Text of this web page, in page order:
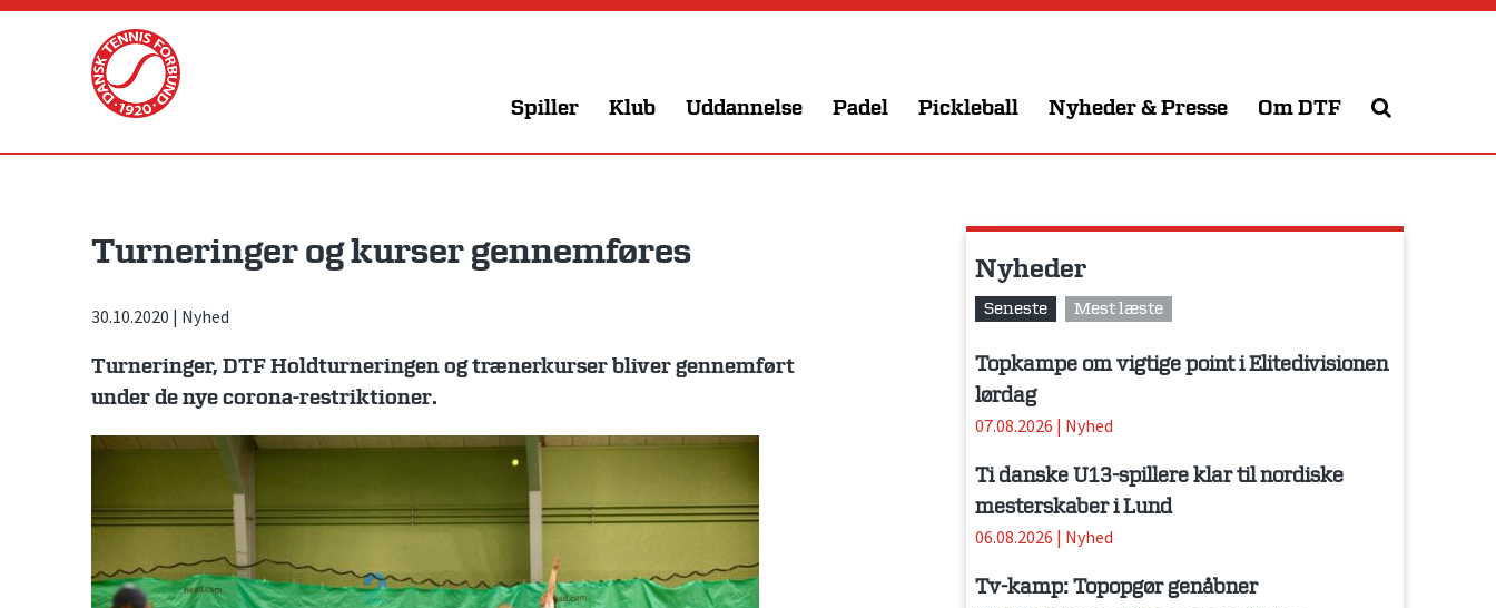
Skip
Spiller Klub Uddannelse Padel Pickleball Nyheder & Presse Om DTF
Turneringer og kurser gennemføres
30.10.2020 | Nyhed
Turneringer, DTF Holdturneringen og trænerkurser bliver gennemført
under de nye corona-restriktioner.
Nyheder
Seneste Mest læste
Topkampe om vigtige point i Elitedivisionen
lørdag
07.08.2026 | Nyhed
Ti danske U13-spillere klar til nordiske
mesterskaber i Lund
06.08.2026 | Nyhed
Tv-kamp: Topopgør genåbner